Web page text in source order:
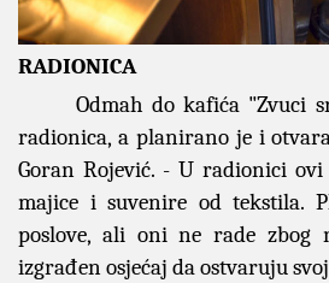
RADIONICA
Odmah do kafića "Zvuci
radionica, a planirano je i
Goran Rojević. - U radionici
majice i suvenire od tekstila.
poslove, ali oni ne rade zbog
izgrađen osjećaj da ostvaruju